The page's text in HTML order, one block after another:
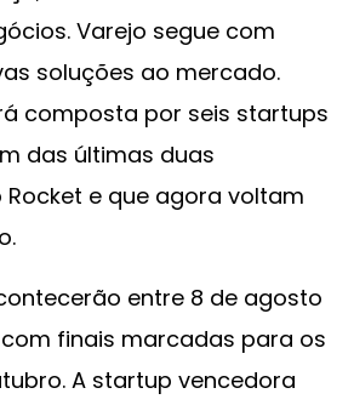
Varejo segue com
soluções ao mercado.
composta por seis startups
das últimas duas
e que agora voltam
entre 8 de agosto
finais marcadas para os
A startup vencedora